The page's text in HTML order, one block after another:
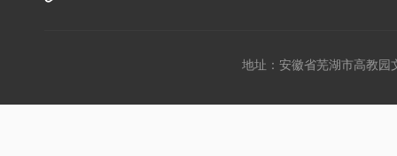
地址：安徽省芜湖市高教